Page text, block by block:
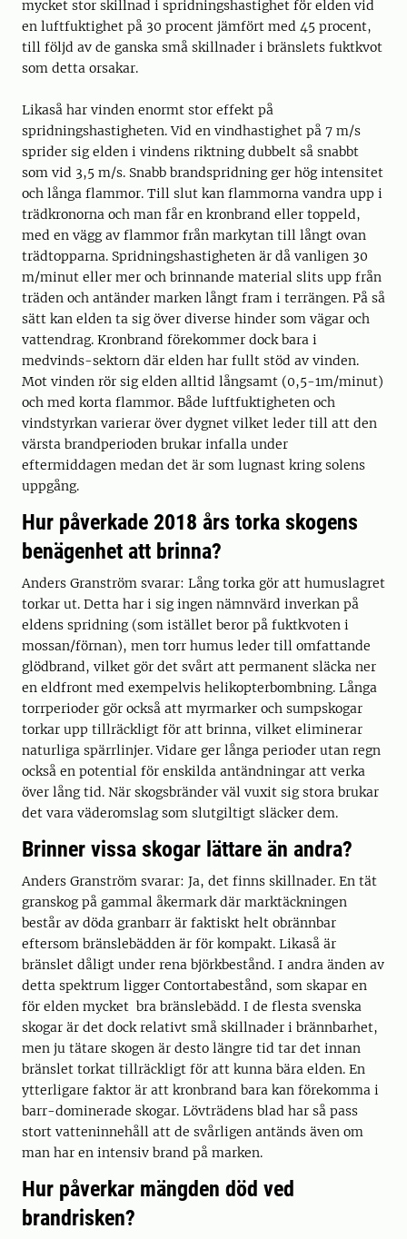
mycket stor skillnad i spridningshastighet för elden vid
en luftfuktighet på 30 procent jämfört med 45 procent,
till följd av de ganska små skillnader i bränslets fuktkvot
som detta orsakar.
Likaså har vinden enormt stor effekt på
spridningshastigheten. Vid en vindhastighet på 7 m/s
sprider sig elden i vindens riktning dubbelt så snabbt
som vid 3,5 m/s. Snabb brandspridning ger hög intensitet
och långa flammor. Till slut kan flammorna vandra upp i
trädkronorna och man får en kronbrand eller toppeld,
med en vägg av flammor från markytan till långt ovan
trädtopparna. Spridningshastigheten är då vanligen 30
m/minut eller mer och brinnande material slits upp från
träden och antänder marken långt fram i terrängen. På så
sätt kan elden ta sig över diverse hinder som vägar och
vattendrag. Kronbrand förekommer dock bara i
medvinds-sektorn där elden har fullt stöd av vinden.
Mot vinden rör sig elden alltid långsamt (0,5-1m/minut)
och med korta flammor. Både luftfuktigheten och
vindstyrkan varierar över dygnet vilket leder till att den
värsta brandperioden brukar infalla under
eftermiddagen medan det är som lugnast kring solens
uppgång.
Hur påverkade 2018 års torka skogens
benägenhet att brinna?
Anders Granström svarar: Lång torka gör att humuslagret
torkar ut. Detta har i sig ingen nämnvärd inverkan på
eldens spridning (som istället beror på fuktkvoten i
mossan/förnan), men torr humus leder till omfattande
glödbrand, vilket gör det svårt att permanent släcka ner
en eldfront med exempelvis helikopterbombning. Långa
torrperioder gör också att myrmarker och sumpskogar
torkar upp tillräckligt för att brinna, vilket eliminerar
naturliga spärrlinjer. Vidare ger långa perioder utan regn
också en potential för enskilda antändningar att verka
över lång tid. När skogsbränder väl vuxit sig stora brukar
det vara väderomslag som slutgiltigt släcker dem.
Brinner vissa skogar lättare än andra?
Anders Granström svarar: Ja, det finns skillnader. En tät
granskog på gammal åkermark där marktäckningen
består av döda granbarr är faktiskt helt obrännbar
eftersom bränslebädden är för kompakt. Likaså är
bränslet dåligt under rena björkbestånd. I andra änden av
detta spektrum ligger Contortabestånd, som skapar en
för elden mycket bra bränslebädd. I de flesta svenska
skogar är det dock relativt små skillnader i brännbarhet,
men ju tätare skogen är desto längre tid tar det innan
bränslet torkat tillräckligt för att kunna bära elden. En
ytterligare faktor är att kronbrand bara kan förekomma i
barr-dominerade skogar. Lövträdens blad har så pass
stort vatteninnehåll att de svårligen antänds även om
man har en intensiv brand på marken.
Hur påverkar mängden död ved
brandrisken?